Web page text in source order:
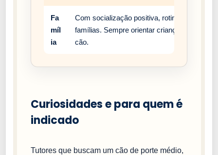
Fa
míl
ia
Com socialização positiva, rotina estável e
famílias. Sempre orientar crianças a
cão.
Curiosidades e para quem é
indicado
Tutores que buscam um cão de porte médio,